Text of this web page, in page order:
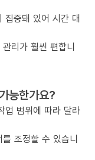
집중돼 있어 시간 대
리가 훨씬 편합니
능한가요?
업 범위에 따라 달라
조정할 수 있습니